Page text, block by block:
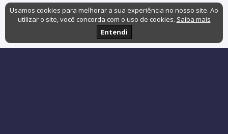
Usamos cookies para melhorar a sua experiência no nosso site. Ao
utilizar o site, você concorda com o uso de cookies. Saiba mais
Entendi